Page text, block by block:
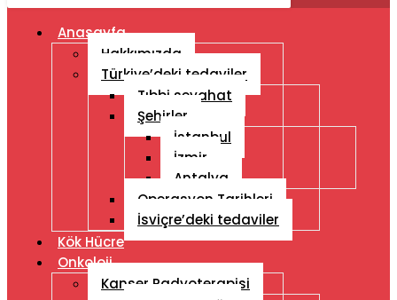
Anasayfa
Hakkımızda
Türkiye’deki tedaviler
Tıbbi seyahat
Şehirler
İstanbul
İzmir
Antalya
Operasyon Tarihleri
İsviçre’deki tedaviler
Kök Hücre
Onkoloji
Kanser Radyoterapisi